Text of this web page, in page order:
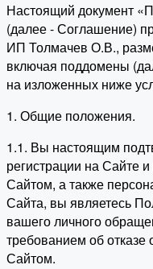
Настоящий документ
(далее - Соглашение)
ИП Толмачев О.В.,
включая поддомены
на изложенных ниже
1. Общие положения.
1.1. Вы настоящим
регистрации на Сайте
Сайтом, а также
Сайта, вы являетесь
вашего личного
требованием об
Сайтом.